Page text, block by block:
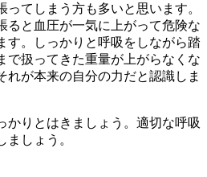
ってしまう方も多いと思います。
ると血圧が一気に上がって危険な
す。しっかりと呼吸をしながら踏
で扱ってきた重量が上がらなくな
れが本来の自分の力だと認識しま
かりとはきましょう。適切な呼吸
しょう。